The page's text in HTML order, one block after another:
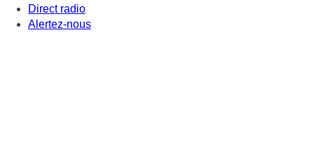
Direct radio
Alertez-nous